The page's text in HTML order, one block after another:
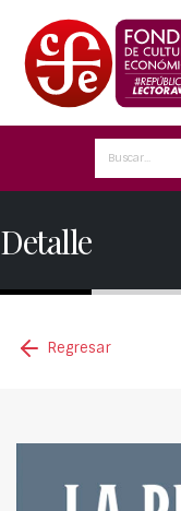
Detalle
Regresar